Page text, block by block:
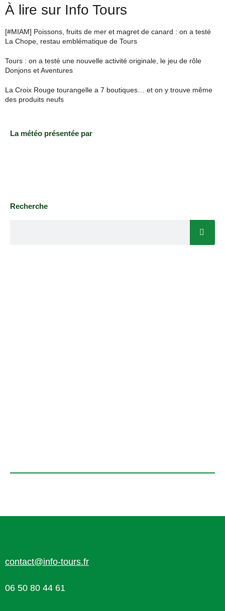
À lire sur Info Tours
[#MIAM] Poissons, fruits de mer et magret de canard : on a testé
La Chope, restau emblématique de Tours
Tours : on a testé une nouvelle activité originale, le jeu de rôle
Donjons et Aventures
La Croix Rouge tourangelle a 7 boutiques… et on y trouve même
des produits neufs
La météo présentée par
Recherche
contact@info-tours.fr
06 50 80 44 61